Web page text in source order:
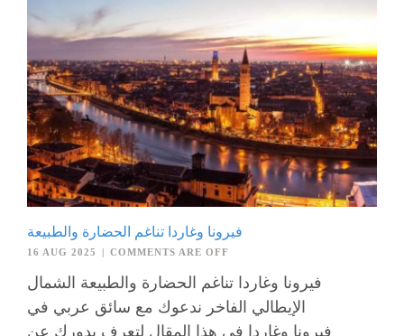
فيرونا وغاردا تناغم الحضارة والطبيعة
16 AUG 2025 | COMMENTS ARE OFF
فيرونا وغاردا تناغم الحضارة والطبيعة الشمال
الإيطالي الفاخر ندعوك مع سائق عربي في
فيرونا وغاردا في هذا المقال لتعرف بدورك عن